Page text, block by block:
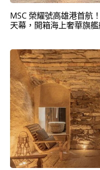
MSC 榮耀號高雄港首航
天幕，開箱海上奢華旗